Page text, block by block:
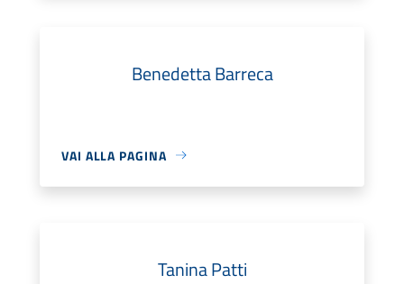
Benedetta Barreca
VAI ALLA PAGINA
Tanina Patti